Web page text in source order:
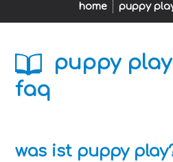
home puppy
puppy play
faq
was ist puppy